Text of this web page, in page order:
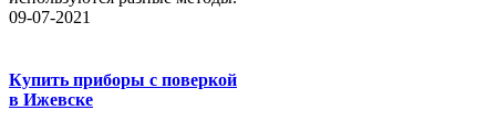
09-07-2021
Купить приборы с поверкой
в Ижевске